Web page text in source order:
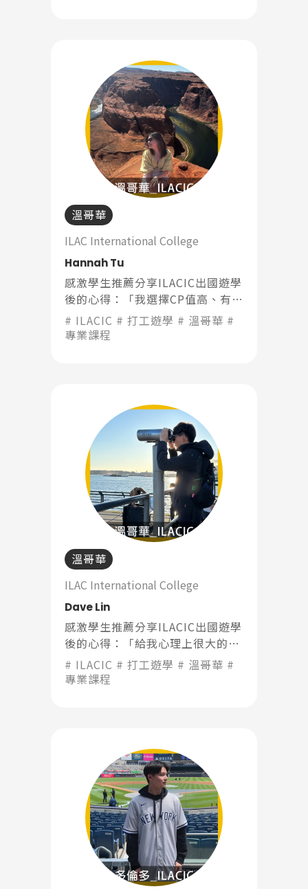
Latest News 最新消息
溫哥華
ILAC International College
Hannah Tu
感激學生推薦分享ILACIC出國遊學
後的心得：「我選擇CP值高、有獎
學金、不需要額外再考雅思只需要
考校內英文檢定測驗的College，
ILACIC 打工遊學
溫哥華
專業課程
溫哥華
ILAC International College
Dave Lin
感激學生推薦分享ILACIC出國遊學
後的心得：「給我⼼理上很⼤的⽀
撐，出國前就已經做好準備，在外
⾯⼀切的難關都必須要靠⾃⼰克
ILACIC 打工遊學
溫哥華
專業課程